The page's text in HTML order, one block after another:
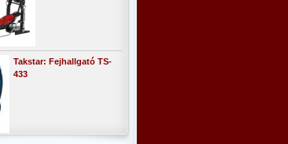
Takstar: Fejhallgató TS-
433